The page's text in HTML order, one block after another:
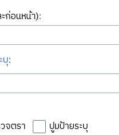
ก่อนหน้า):
บุ:
จตรา
ปูมป้ายระบุ